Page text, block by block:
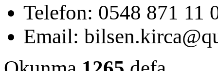
Telefon: 0548 871 11
Email: